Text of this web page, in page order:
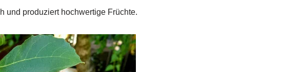
und produziert hochwertige Früchte.